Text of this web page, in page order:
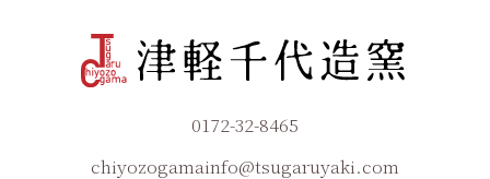
0172-32-8465
chiyozogamainfo@tsugaruyaki.com